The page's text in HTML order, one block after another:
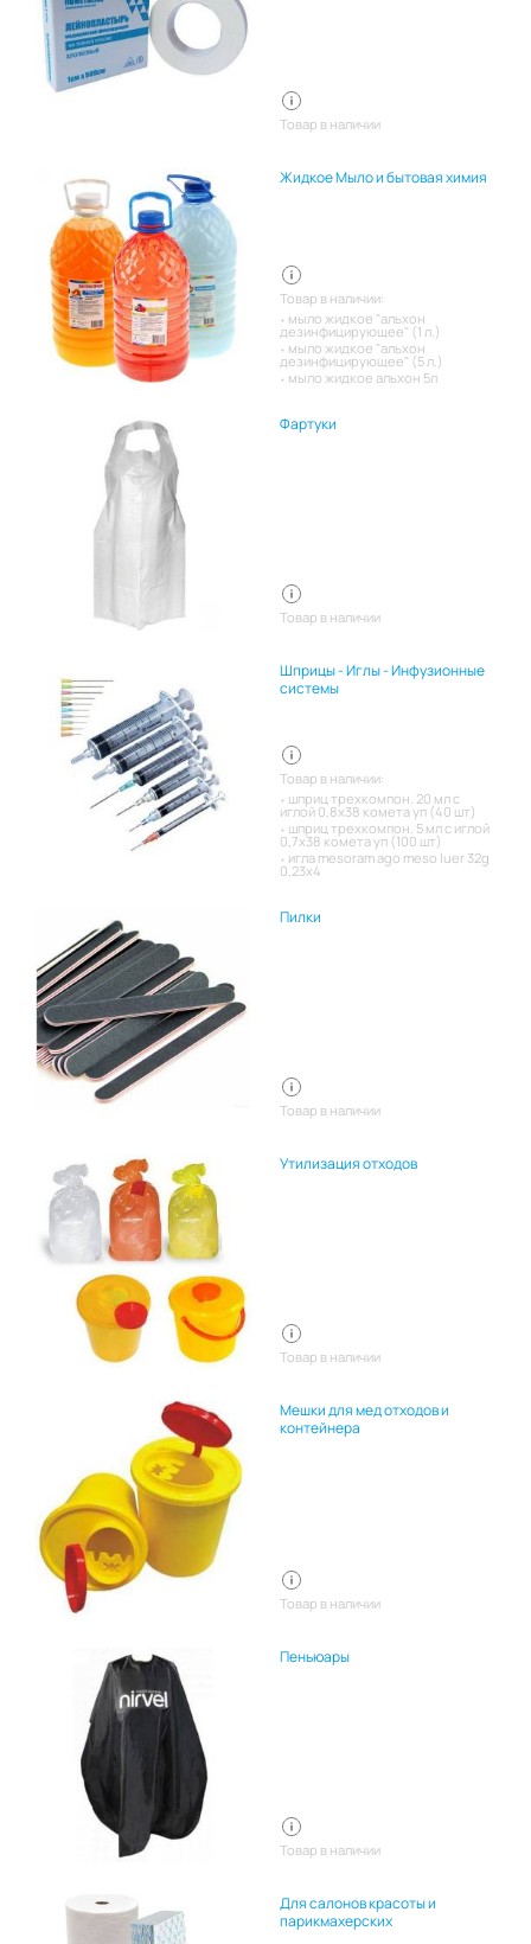
Товар в наличии
Жидкое Мыло и бытовая химия
Товар в наличии:
мыло жидкое "альхон
дезинфицирующее" (1 л.)
мыло жидкое "альхон
дезинфицирующее" (5 л.)
мыло жидкое альхон 5л
Фартуки
Товар в наличии
Шприцы - Иглы - Инфузионные
системы
Товар в наличии:
шприц трехкомпон. 20 мл с
иглой 0,8х38 комета уп (40 шт)
шприц трехкомпон. 5 мл с иглой
0,7х38 комета уп (100 шт)
игла mesoram ago meso luer 32g
0,23x4
Пилки
Товар в наличии
Утилизация отходов
Товар в наличии
Мешки для мед отходов и
контейнера
Товар в наличии
Пеньюары
Товар в наличии
Для салонов красоты и
парикмахерских